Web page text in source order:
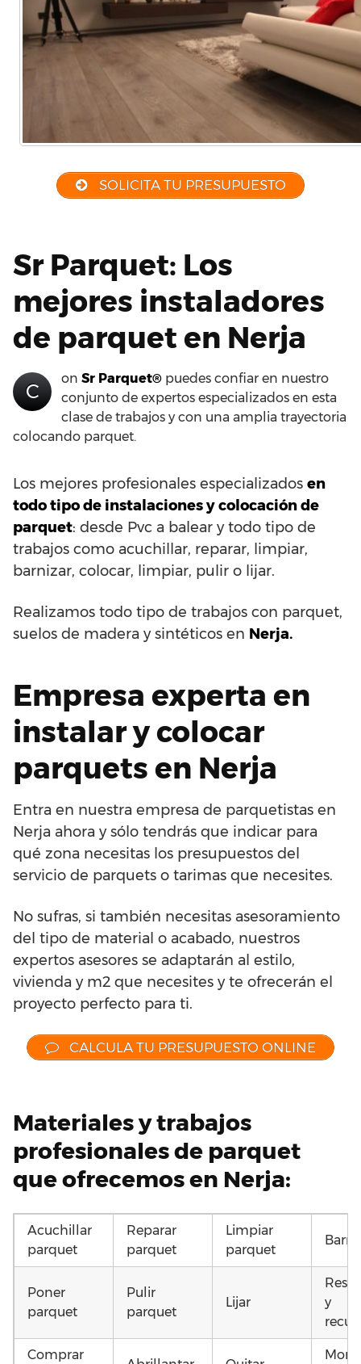
SOLICITA TU PRESUPUESTO
Sr Parquet: Los
mejores instaladores
de parquet en Nerja
C
on Sr Parquet® puedes confiar en nuestro
conjunto de expertos especializados en esta
clase de trabajos y con una amplia trayectoria
colocando parquet.
Los mejores profesionales especializados en
todo tipo de instalaciones y colocación de
parquet: desde Pvc a balear y todo tipo de
trabajos como acuchillar, reparar, limpiar,
barnizar, colocar, limpiar, pulir o lijar.
Realizamos todo tipo de trabajos con parquet,
suelos de madera y sintéticos en Nerja.
Empresa experta en
instalar y colocar
parquets en Nerja
Entra en nuestra empresa de parquetistas en
Nerja ahora y sólo tendrás que indicar para
qué zona necesitas los presupuestos del
servicio de parquets o tarimas que necesites.
No sufras, si también necesitas asesoramiento
del tipo de material o acabado, nuestros
expertos asesores se adaptarán al estilo,
vivienda y m2 que necesites y te ofrecerán el
proyecto perfecto para ti.
CALCULA TU PRESUPUESTO ONLINE
Materiales y trabajos
profesionales de parquet
que ofrecemos en Nerja:
Acuchillar
parquet
Reparar
parquet
Limpiar
parquet
Poner
parquet
Pulir
parquet
Lijar
y
Comprar